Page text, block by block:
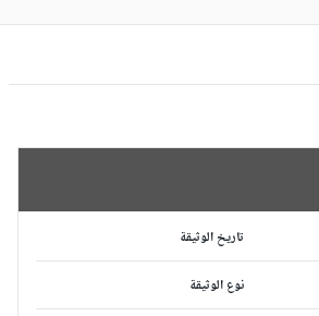
تاريخ الوثيقة
نوع الوثيقة